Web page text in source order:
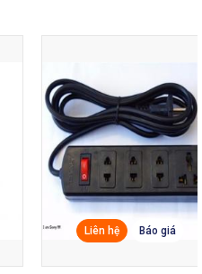
Liên hệ Báo giá